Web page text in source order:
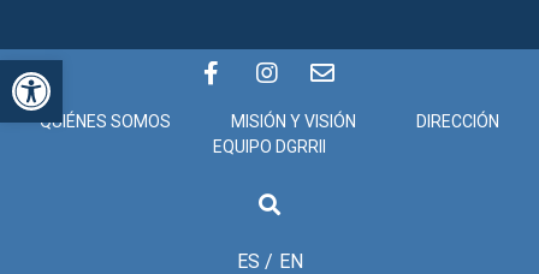
Abrir barra de herramientas
QUIÉNES SOMOS MISIÓN Y VISIÓN
DIRECCIÓN
EQUIPO DGRRII
ES / EN